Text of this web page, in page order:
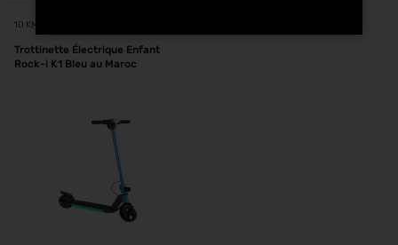
10 KM
Trottinette Électrique Enfant
Rock-i K1 Bleu au Maroc